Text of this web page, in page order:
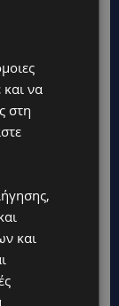
να
στη
και